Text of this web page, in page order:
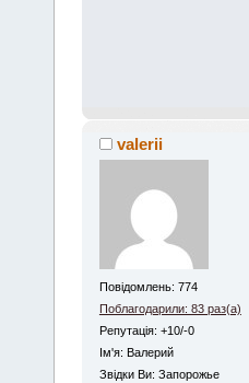
valerii
Повідомлень: 774
Поблагодарили: 83 раз(а)
Репутація: +10/-0
Iм'я: Валерий
Звідки Ви: Запорожье